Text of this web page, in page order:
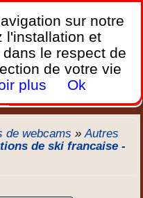
,
portables et PC.
Ports Montagnes
de webcams »Autres
de ski francaise -
sur notre
l'installation et
le respect de
de votre vie
plus Ok